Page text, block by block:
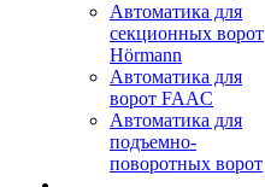
Автоматика для
секционных ворот
Hörmann
Автоматика для
ворот FAAC
Автоматика для
подъемно-
поворотных ворот